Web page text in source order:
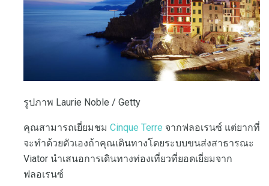
รูปภาพ Laurie Noble / Getty
คุณสามารถเยี่ยมชม Cinque Terre จากฟลอเรนซ์ แต่ยากที่
จะทำด้วยตัวเองถ้าคุณเดินทางโดยระบบขนส่งสาธารณะ
Viator นำเสนอการเดินทางท่องเที่ยวที่ยอดเยี่ยมจาก
ฟลอเรนซ์